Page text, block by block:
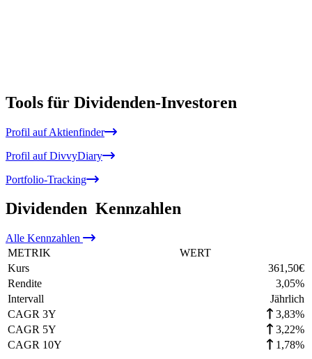
Tools für Dividenden-Investoren
Profil auf Aktienfinder
Profil auf DivvyDiary
Portfolio-Tracking
Dividenden Kennzahlen
Alle Kennzahlen
METRIK
WERT
Kurs
361,50€
Rendite
3,05%
Intervall
Jährlich
CAGR 3Y
3,83%
CAGR 5Y
3,22%
CAGR 10Y
1,78%